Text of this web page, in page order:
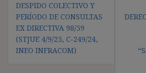
de
entradas
DESPIDO COLECTIVO Y
PERÍODO DE CONSULTAS
EX DIRECTIVA 98/59
(STJUE 4/9/25, C‑249/24,
INEO INFRACOM)